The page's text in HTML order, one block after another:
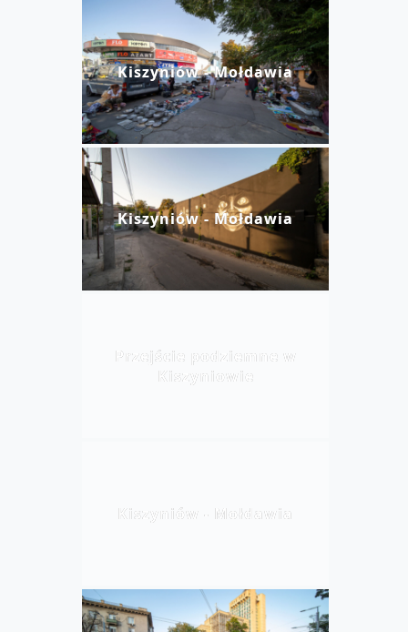
Kiszyniów - Mołdawia
Kiszyniów - Mołdawia
Przejście podziemne w
Kiszyniowie
Kiszyniów - Mołdawia